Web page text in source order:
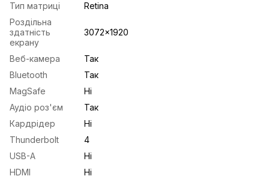
Тип матриці
Retina
Роздільна
здатність
екрану
3072×1920
Веб-камера
Так
Bluetooth
Так
MagSafe
Ні
Аудіо роз'єм
Так
Кардрідер
Ні
Thunderbolt
4
USB-A
Ні
HDMI
Ні